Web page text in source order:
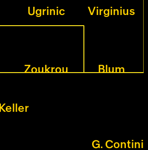
Ugrinic Virginius
Zoukrou Blum
Keller
G. Contini